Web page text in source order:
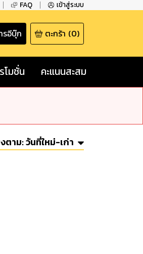
FAQ เข้าสู่ระบบ
รอีบุ๊ก ตะกร้า (0)
โมชั่น คะแนนสะสม
ตาม:วันที่ใหม่-เก่า